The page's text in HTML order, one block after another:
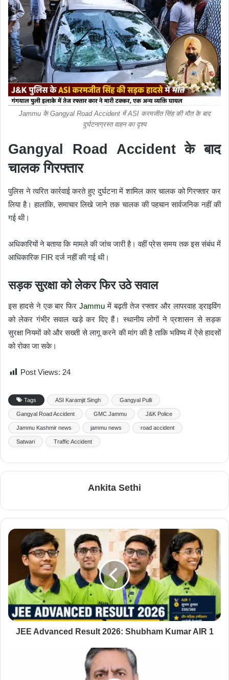
Jammu के Gangyal Road Accident में ASI करमजीत सिंह की मौत के बाद
दुर्घटनाग्रस्त वाहन का दृश्य
Gangyal Road Accident के बाद
चालक गिरफ्तार
पुलिस ने त्वरित कार्रवाई करते हुए दुर्घटना में शामिल कार चालक को गिरफ्तार कर
लिया है। हालांकि, समाचार लिखे जाने तक चालक की पहचान सार्वजनिक नहीं की
गई थी।
अधिकारियों ने बताया कि मामले की जांच जारी है। वहीं प्रेस समय तक इस संबंध में
आधिकारिक FIR दर्ज नहीं की गई थी।
सड़क सुरक्षा को लेकर फिर उठे सवाल
इस हादसे ने एक बार फिरJammu में बढ़ती तेज रफ्तार और लापरवाह ड्राइविंग
को लेकर गंभीर सवाल खड़े कर दिए हैं। स्थानीय लोगों ने प्रशासन से सड़क
सुरक्षा नियमों को और सख्ती से लागू करने की मांग की है ताकि भविष्य में ऐसे हादसों
को रोका जा सके।
Post Views: 24
Tags ASI Karamjit Singh Gangyal Pulli
Gangyal Road Accident GMC Jammu J&K Police
Jammu Kashmir news jammu news road accident
Satwari Traffic Accident
Ankita Sethi
JEE Advanced Result 2026: Shubham Kumar AIR 1